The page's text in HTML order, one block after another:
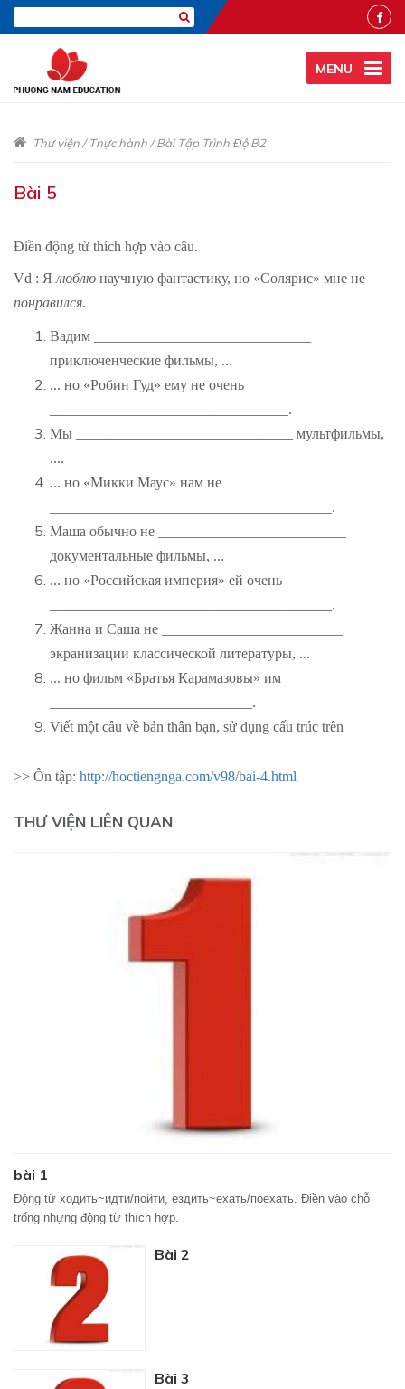
MENU
Thư viện/Thực hành/Bài Tập Trình Độ B2
Bài 5
Điền động từ thích hợp vào câu.
Vd : Я люблю научную фантастику, но «Солярис» мне не
понравился.
Вадим ______________________________
приключенческие фильмы, ...
... но «Робин Гуд» ему не очень
_________________________________.
Мы ______________________________ мультфильмы,
....
... но «Микки Маус» нам не
_______________________________________.
Маша обычно не __________________________
документальные фильмы, ...
... но «Российская империя» ей очень
_______________________________________.
Жанна и Саша не _________________________
экранизации классической литературы, ...
... но фильм «Братья Карамазовы» им
____________________________.
Viết một câu về bản thân bạn, sử dụng cấu trúc trên
>> Ôn tập: http://hoctiengnga.com/v98/bai-4.html
THƯ VIỆN LIÊN QUAN
bài 1
Động từ ходить~идти/пойти, ездить~ехать/поехать. Điền vào chỗ
trống nhựng động từ thích hợp.
Bài 2
Bài 3